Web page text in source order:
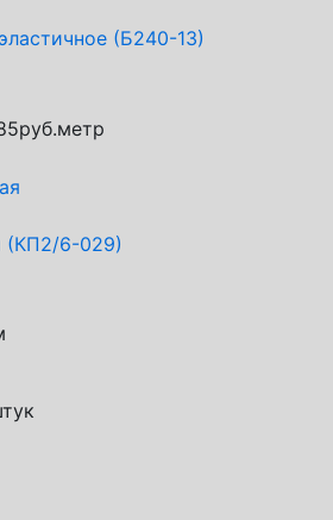
(Б240-13)
руб.метр
(КП2/6-029)